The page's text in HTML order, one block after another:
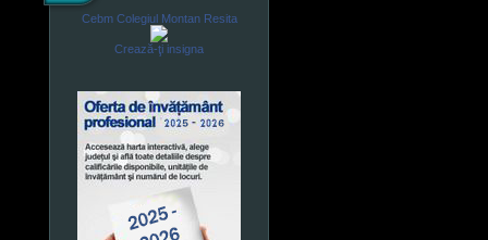
Cebm Colegiul Montan Resita
Crează-ţi insigna